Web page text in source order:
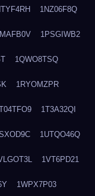
1NZ06F8Q
1PSGIWB2
1QWO8TSQ
1RYOMZPR
1T3A32QI
1UTQO46Q
1VT6PD21
1WPX7P03